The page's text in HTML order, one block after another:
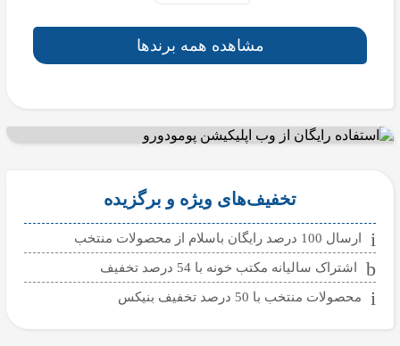
مشاهده همه برندها
تخفیف‌های ویژه و برگزیده
ارسال 100 درصد رایگان باسلام از محصولات منتخب
اشتراک سالیانه مکتب خونه با 54 درصد تخفیف
محصولات منتخب با 50 درصد تخفیف بنیکس